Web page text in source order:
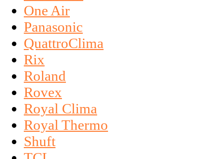
One Air
Panasonic
QuattroClima
Rix
Roland
Rovex
Royal Clima
Royal Thermo
Shuft